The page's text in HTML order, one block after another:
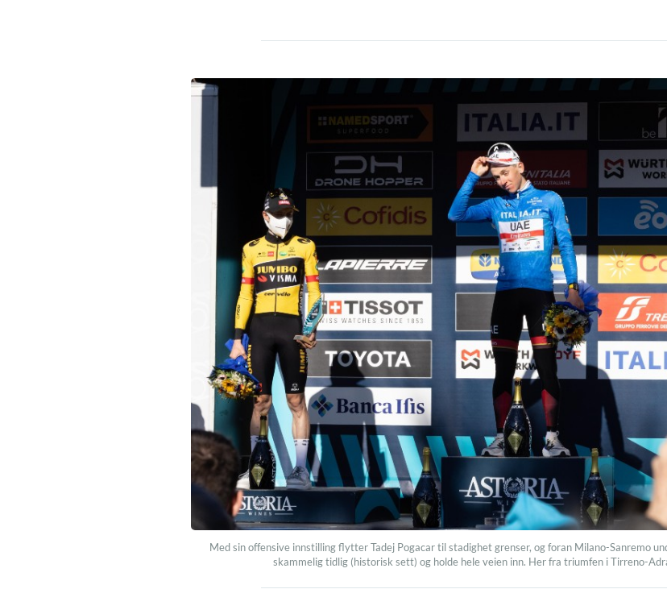
Med sin offensive innstilling flytter Tadej Pogacar til stadighet grenser, og foran Milano-Sanremo
skammelig tidlig (historisk sett) og holde hele veien inn. Her fra triumfen i Tirreno-